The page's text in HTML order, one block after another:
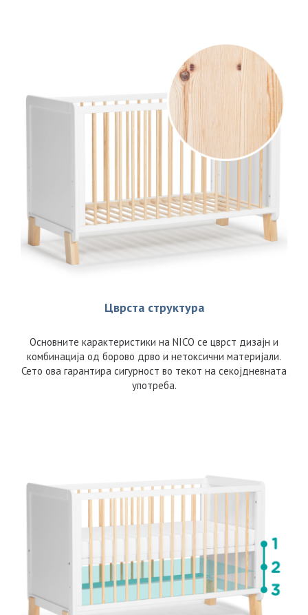
Цврста структура
Основните карактеристики на NICO се цврст дизајн и
комбинација од борово дрво и нетоксични материјали.
Сето ова гарантира сигурност во текот на секојдневната
употреба.